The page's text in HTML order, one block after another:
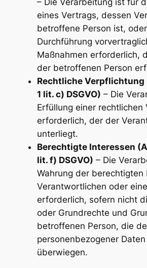
eines Vertrags, dessen
betroffene Person ist,
Durchführung
Maßnahmen erforderlich,
der betroffenen Person
Rechtliche Verpflichtung
1 lit. c) DSGVO) – Die
Erfüllung einer rechtlichen
erforderlich, der der
unterliegt.
Berechtigte Interessen
lit. f) DSGVO) – Die
Wahrung der berechtigten
Verantwortlichen oder
erforderlich, sofern nicht
oder Grundrechte und
betroffenen Person, die
personenbezogener
überwiegen.